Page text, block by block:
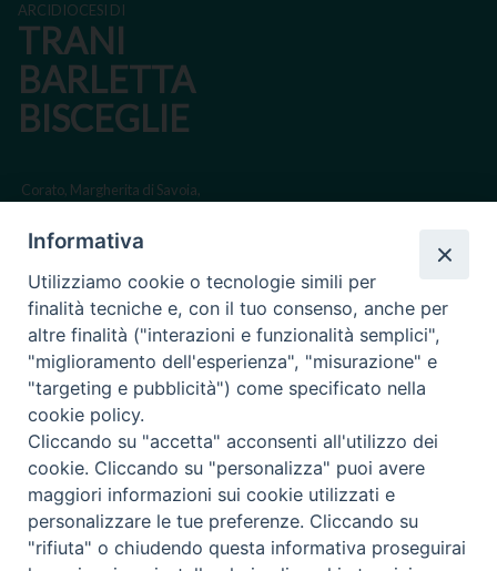
ARCIDIOCESI DI
TRANI
BARLETTA
BISCEGLIE
Corato, Margherita di Savoia,
Regione ecclesiastica Puglia
Via Beltrani, 9
76125 Trani BT
Centralino Tel. 0883 494211
Cancelleria Tel. 0883 494204
cancelleria@arcidiocesitrani.it
Copyright © Arcidiocesi di Trani Barletta Bisceglie
Informativa
Utilizziamo cookie o tecnologie simili per
finalità tecniche e, con il tuo consenso, anche per
altre finalità ("interazioni e funzionalità semplici",
"miglioramento dell'esperienza", "misurazione" e
"targeting e pubblicità") come specificato nella
cookie policy.
Cliccando su "accetta" acconsenti all'utilizzo dei
cookie. Cliccando su "personalizza" puoi avere
maggiori informazioni sui cookie utilizzati e
personalizzare le tue preferenze. Cliccando su
"rifiuta" o chiudendo questa informativa proseguirai